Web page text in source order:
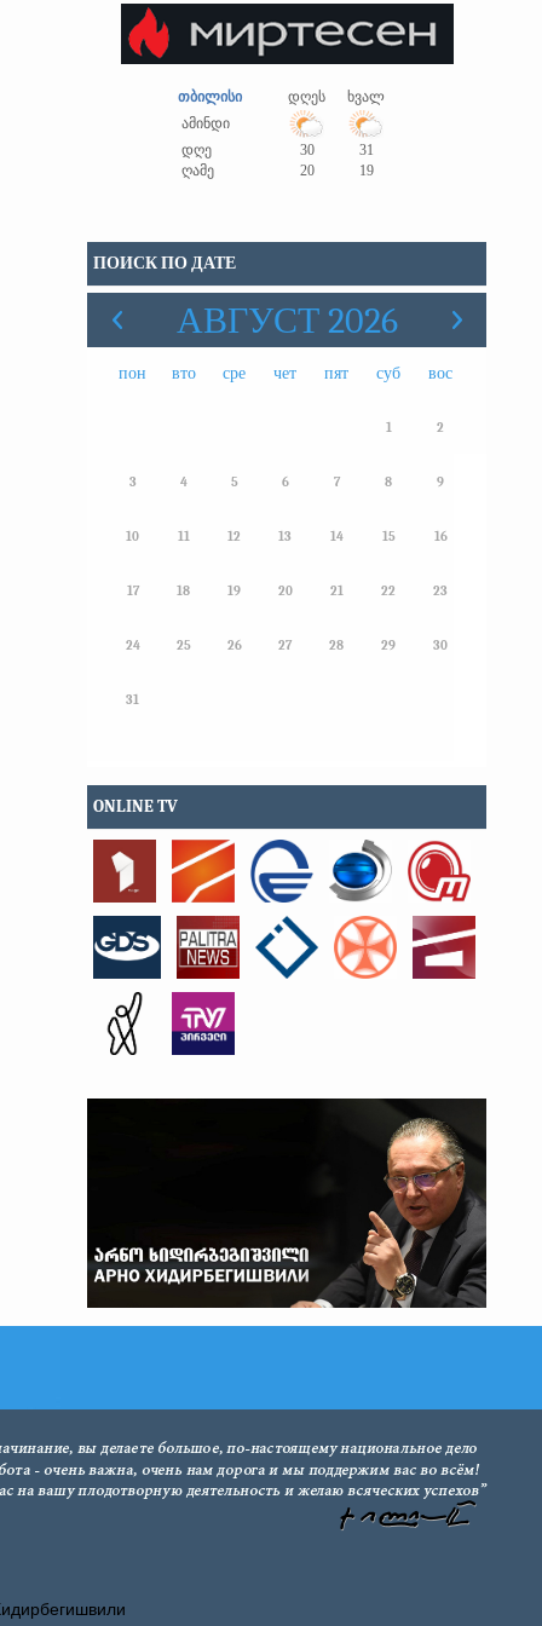
თბილისი დღეს
ხვალ
ამინდი
დღე
30
31
ღამე
20 19
ПОИСК ПО ДАТЕ
АВГУСТ 2026
пон вто сре чет пят суб вос
1 2
3 4 5 6 7 8 9
10 11 12 13 14 15 16
17 18 19 20 21 22 23
24 25 26 27 28 29 30
31
ONLINE TV